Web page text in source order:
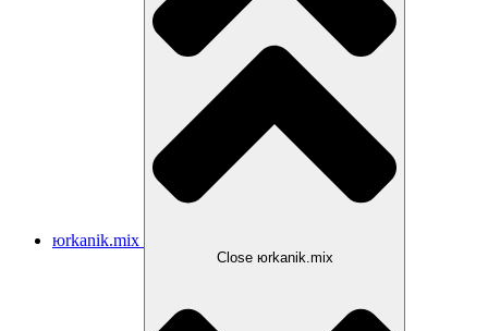
юrkanik.mix
Close юrkanik.mix